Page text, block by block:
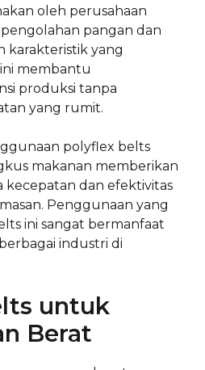
oleh perusahaan
pangan dan
karakteristik yang
membantu
produksi tanpa
yang rumit.
polyflex belts
makanan memberikan
dan efektivitas
Penggunaan yang
ini sangat bermanfaat
industri di
untuk
Berat